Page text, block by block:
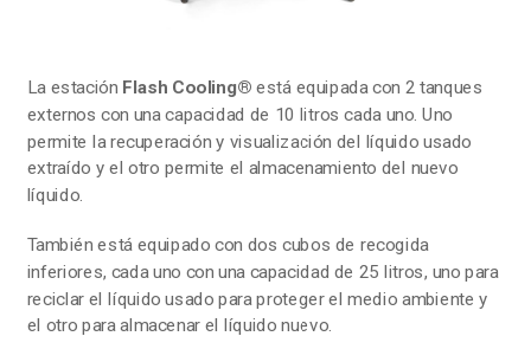
La estación Flash Cooling® está equipada con 2 tanques
externos con una capacidad de 10 litros cada uno. Uno
permite la recuperación y visualización del líquido usado
extraído y el otro permite el almacenamiento del nuevo
líquido.
También está equipado con dos cubos de recogida
inferiores, cada uno con una capacidad de 25 litros, uno para
reciclar el líquido usado para proteger el medio ambiente y
el otro para almacenar el líquido nuevo.